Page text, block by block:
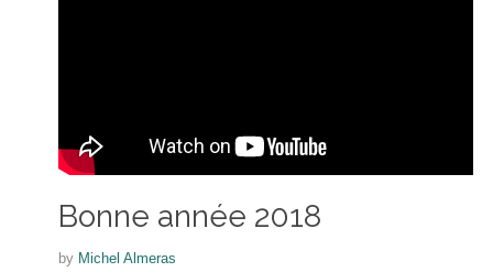
Bonne année 2018
by Michel Almeras